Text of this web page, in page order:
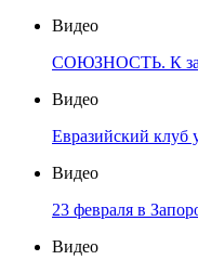
Видео
СОЮЗНОСТЬ. К
Видео
Евразийский клуб
Видео
23 февраля в
Видео